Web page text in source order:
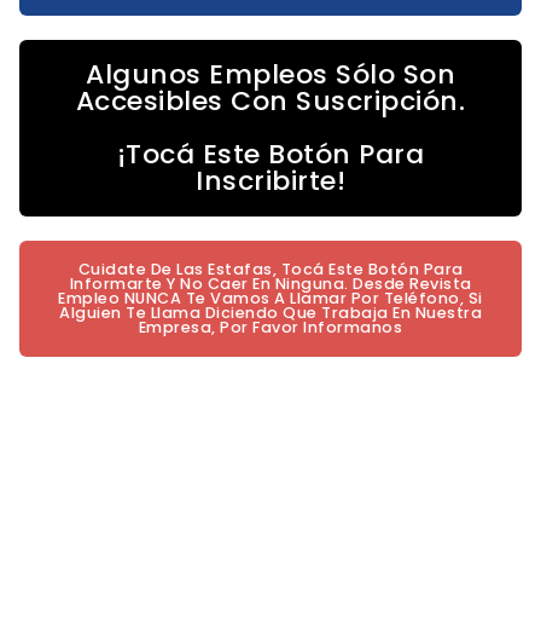
Algunos Empleos Sólo Son
Accesibles Con Suscripción.
¡Tocá Este Botón Para
Inscribirte!
Cuidate De Las Estafas, Tocá Este Botón Para
Informarte Y No Caer En Ninguna. Desde Revista
Empleo NUNCA Te Vamos A Llamar Por Teléfono, Si
Alguien Te Llama Diciendo Que Trabaja En Nuestra
Empresa, Por Favor Informanos